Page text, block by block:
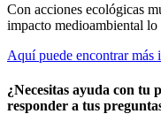
Con acciones ecológicas
impacto medioambiental lo
Aquí puede encontrar más
¿Necesitas ayuda con tu
responder a tus